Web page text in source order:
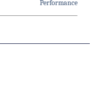
Performance